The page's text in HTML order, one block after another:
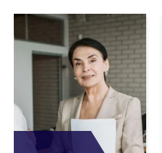
FONDATEURS
AVANT LA MISE
SUR LE
MARCHÉ